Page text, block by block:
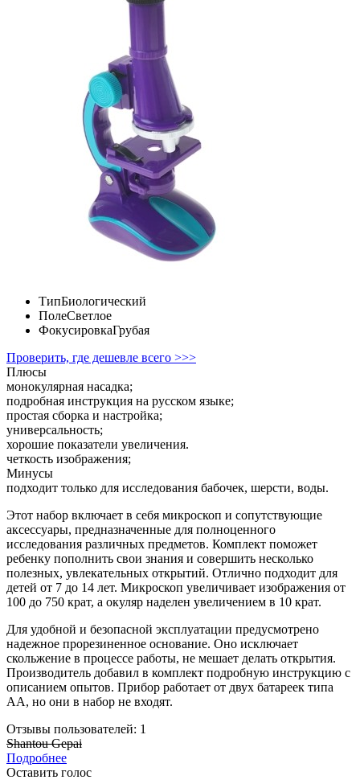
ТипБиологический
ПолеСветлое
ФокусировкаГрубая
Проверить, где дешевле всего >>>
Плюсы
монокулярная насадка;
подробная инструкция на русском языке;
простая сборка и настройка;
универсальность;
хорошие показатели увеличения.
четкость изображения;
Минусы
подходит только для исследования бабочек, шерсти, воды.
Этот набор включает в себя микроскоп и сопутствующие
аксессуары, предназначенные для полноценного
исследования различных предметов. Комплект поможет
ребенку пополнить свои знания и совершить несколько
полезных, увлекательных открытий. Отлично подходит для
детей от 7 до 14 лет. Микроскоп увеличивает изображения от
100 до 750 крат, а окуляр наделен увеличением в 10 крат.
Для удобной и безопасной эксплуатации предусмотрено
надежное прорезиненное основание. Оно исключает
скольжение в процессе работы, не мешает делать открытия.
Производитель добавил в комплект подробную инструкцию с
описанием опытов. Прибор работает от двух батареек типа
АА, но они в набор не входят.
Отзывы пользователей: 1
Shantou Gepai
Подробнее
Оставить голос